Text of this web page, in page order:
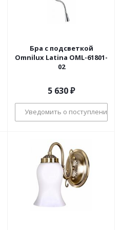
Бра с подсветкой
Omnilux Latina OML-61801-
02
5 630₽
Уведомить о поступлении